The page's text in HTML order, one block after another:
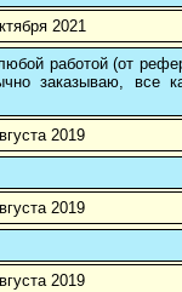
2021
работой (от
заказываю, все
2019
2019
2019